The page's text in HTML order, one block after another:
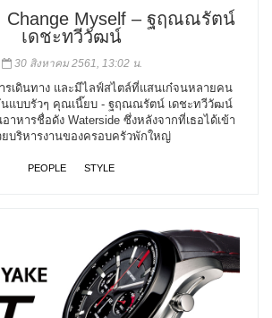
I Change Myself – ฐฤณณรัตน์
เดชะทวีวัฒน์
30 สิงหาคม 2561, 13:02 น.
รเดินทาง และมีไลฟ์สไตล์ที่แสนเก๋จนหลายคน
นแบบรัวๆ คุณเนี๊ยบ - ฐฤณณรัตน์ เดชะทวีวัฒน์
าหารชื่อดัง Waterside ซึ่งหลังจากที่เธอได้เข้า
บริหารงานของครอบครัวพักใหญ่
PEOPLE STYLE